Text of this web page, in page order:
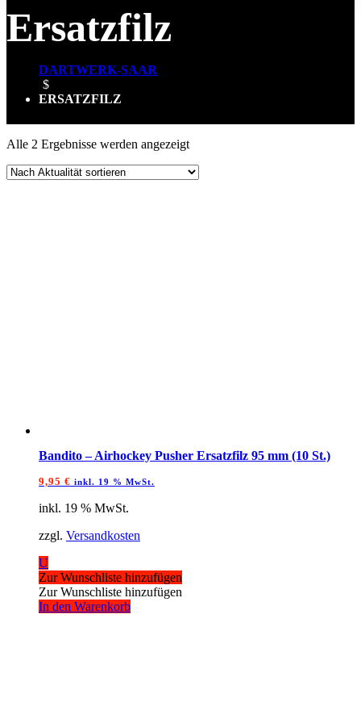
Ersatzfilz
DARTWERK-SAAR
$
ERSATZFILZ
Alle 2 Ergebnisse werden angezeigtNach
sortiert
Bandito – Airhockey Pusher Ersatzfilz 95 mm (10 St.)
9,95 € inkl. 19 % MwSt.
inkl. 19 % MwSt.
zzgl. Versandkosten
U
Zur Wunschliste hinzufügen
Zur Wunschliste hinzufügen
In den Warenkorb